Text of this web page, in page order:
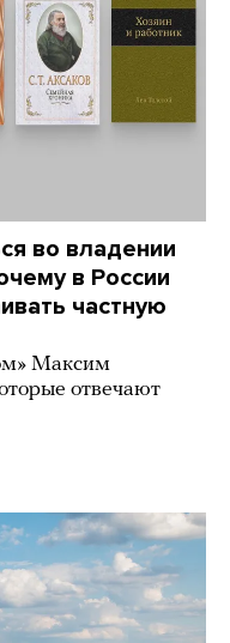
во владении
в России
частную
Максим
отвечают